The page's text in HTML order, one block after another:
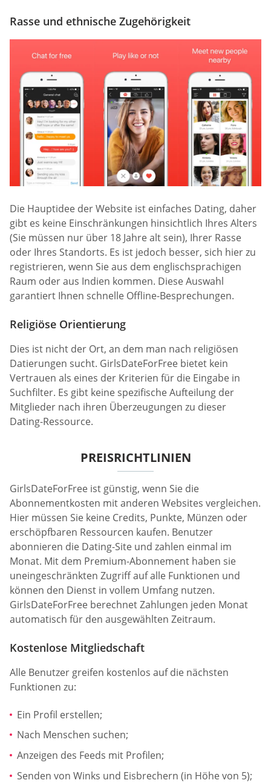
Rasse und ethnische Zugehörigkeit
Die Hauptidee der Website ist einfaches Dating, daher
gibt es keine Einschränkungen hinsichtlich Ihres Alters
(Sie müssen nur über 18 Jahre alt sein), Ihrer Rasse
oder Ihres Standorts. Es ist jedoch besser, sich hier zu
registrieren, wenn Sie aus dem englischsprachigen
Raum oder aus Indien kommen. Diese Auswahl
garantiert Ihnen schnelle Offline-Besprechungen.
Religiöse Orientierung
Dies ist nicht der Ort, an dem man nach religiösen
Datierungen sucht. GirlsDateForFree bietet kein
Vertrauen als eines der Kriterien für die Eingabe in
Suchfilter. Es gibt keine spezifische Aufteilung der
Mitglieder nach ihren Überzeugungen zu dieser
Dating-Ressource.
PREISRICHTLINIEN
GirlsDateForFree ist günstig, wenn Sie die
Abonnementkosten mit anderen Websites vergleichen.
Hier müssen Sie keine Credits, Punkte, Münzen oder
erschöpfbaren Ressourcen kaufen. Benutzer
abonnieren die Dating-Site und zahlen einmal im
Monat. Mit dem Premium-Abonnement haben sie
uneingeschränkten Zugriff auf alle Funktionen und
können den Dienst in vollem Umfang nutzen.
GirlsDateForFree berechnet Zahlungen jeden Monat
automatisch für den ausgewählten Zeitraum.
Kostenlose Mitgliedschaft
Alle Benutzer greifen kostenlos auf die nächsten
Funktionen zu:
Ein Profil erstellen;
Nach Menschen suchen;
Anzeigen des Feeds mit Profilen;
Senden von Winks und Eisbrechern (in Höhe von 5);